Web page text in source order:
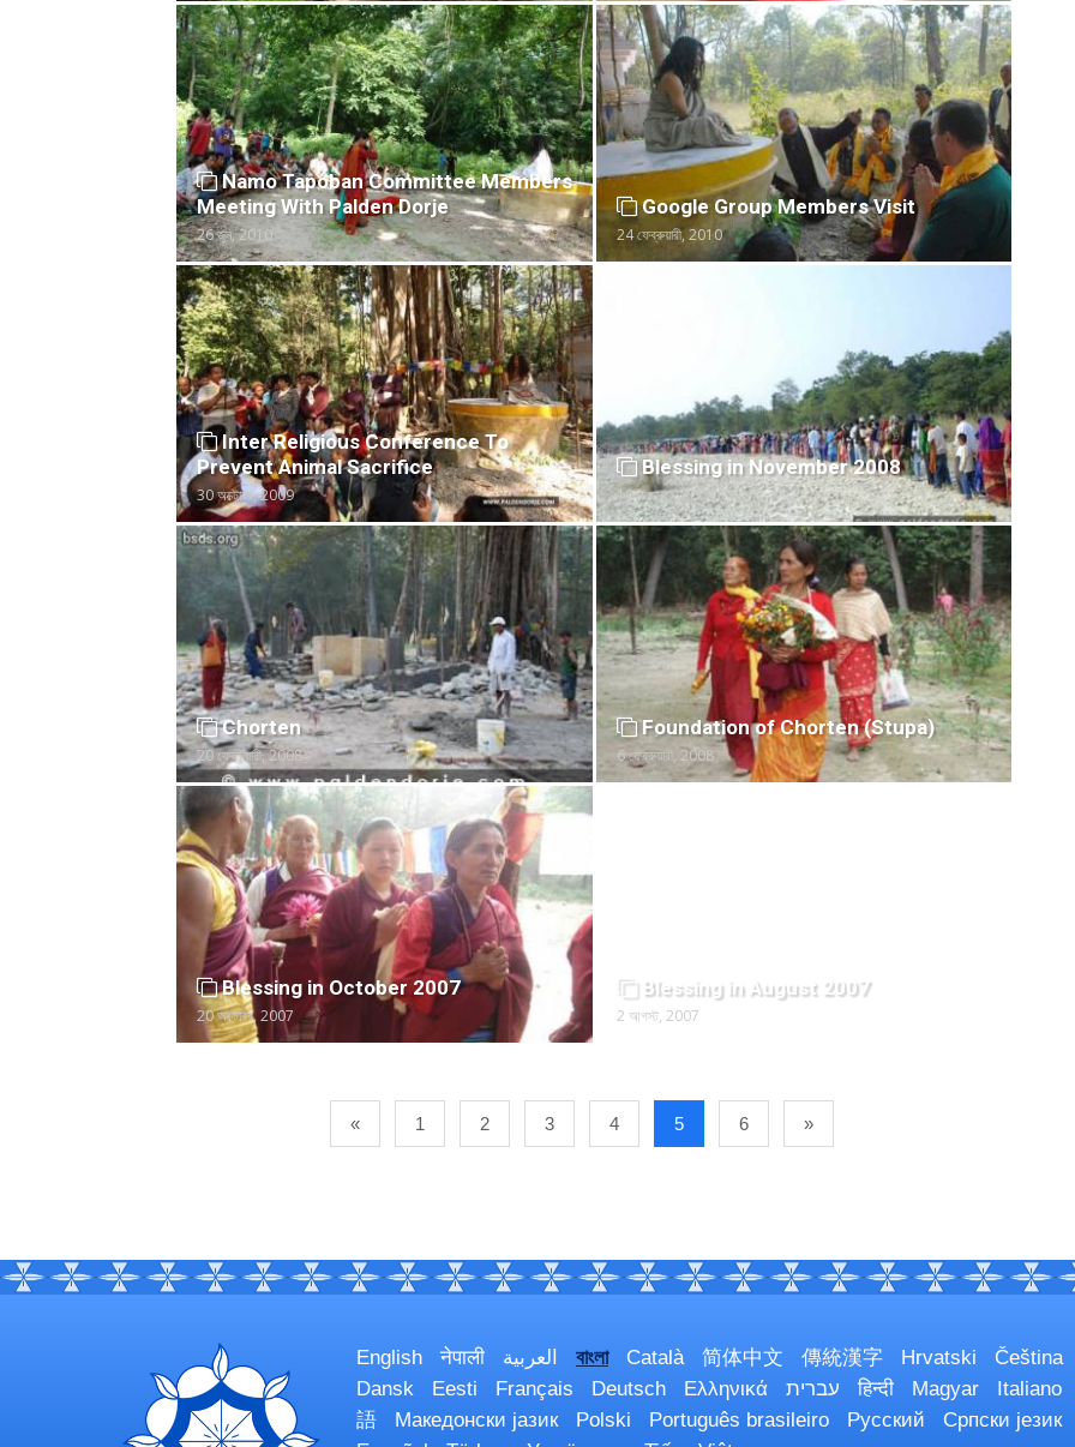
Namo Tapoban Committee Members
Meeting With Palden Dorje
26 জুন, 2010
Google Group Members Visit
24 ফেব্রুয়ারী, 2010
Inter Religious Conference To
Prevent Animal Sacrifice
30 অক্টোবর, 2009
Blessing in November 2008
10 নভেম্বর, 2008
Chorten
20 ফেব্রুয়ারী, 2008
Foundation of Chorten (Stupa)
6 ফেব্রুয়ারী, 2008
Blessing in October 2007
20 অক্টোবর, 2007
Blessing in August 2007
2 আগস্ট, 2007
« 1 2 3 4 5 6 »
English नेपाली العربية বাংলা Català 简体中文 傳統漢字 Hrvatski
Čeština
Dansk
Eesti Français Deutsch Ελληνικά עברית हिन्दी Magyar Italiano
語
Македонски јазик Polski Português brasileiro Русский
Српски језик